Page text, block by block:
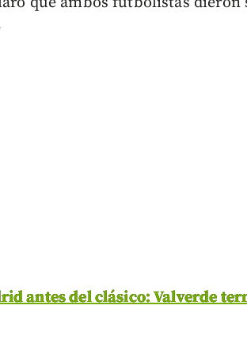
antes del clásico: Valverde